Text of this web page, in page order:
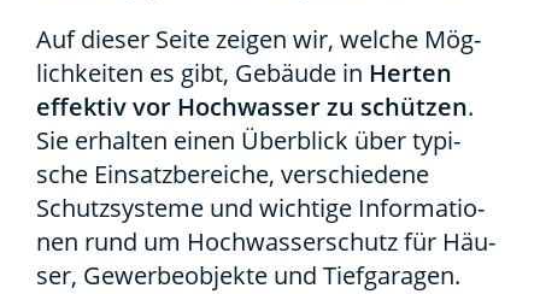
Auf die­ser Sei­te zei­gen wir, wel­che Mög­
lich­kei­ten es gibt, Gebäu­de in Her­ten
effek­tiv vor Hoch­was­ser zu schüt­zen.
Sie erhal­ten einen Über­blick über typi­
sche Ein­satz­be­rei­che, ver­schie­de­ne
Schutz­sys­te­me und wich­ti­ge Infor­ma­tio­
nen rund um Hoch­was­ser­schutz für Häu­
ser, Gewer­be­ob­jek­te und Tief­ga­ra­gen.